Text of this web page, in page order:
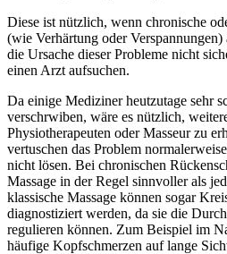
Diese ist nützlich, wenn chronische
(wie Verhärtung oder
die Ursache dieser Probleme nicht
einen Arzt aufsuchen.
Da einige Mediziner heutzutage sehr
verschrwiben, wäre es nützlich,
Physiotherapeuten oder Masseur zu
vertuschen das Problem
nicht lösen. Bei chronischen
Massage in der Regel sinnvoller als
klassische Massage können sogar
diagnostiziert werden, da sie die
regulieren können. Zum Beispiel im
häufige Kopfschmerzen auf lange